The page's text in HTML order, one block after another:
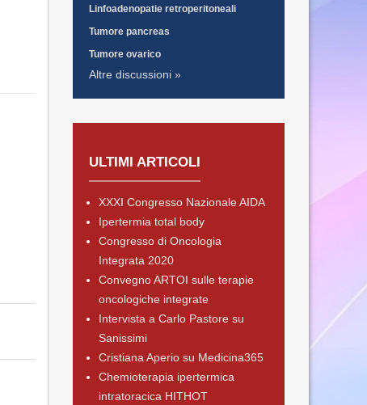
Linfoadenopatie retroperitoneali
Tumore pancreas
Tumore ovarico
Altre discussioni »
ULTIMI ARTICOLI
XXXI Congresso Nazionale AIDA
Ipertermia total body
Congresso di Oncologia
Integrata 2020
Convegno ARTOI sulle terapie
oncologiche integrate
Intervista a Carlo Pastore su
Sanissimi
Cristiana Aperio su Medicina365
Chemioterapia ipertermica
intratoracica HITHOT